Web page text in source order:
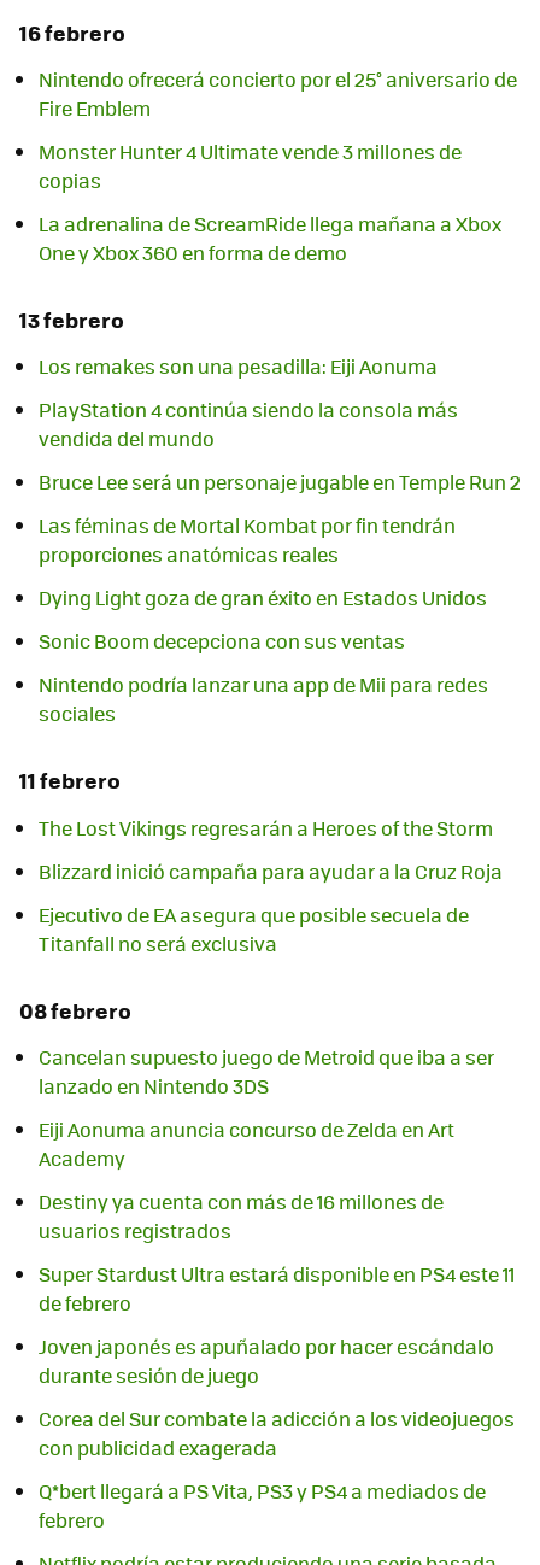
16 febrero
Nintendo ofrecerá concierto por el 25° aniversario de
Fire Emblem
Monster Hunter 4 Ultimate vende 3 millones de
La adrenalina de ScreamRide llega mañana a Xbox
One y Xbox 360 en forma de demo
13 febrero
Los remakes son una pesadilla: Eiji Aonuma
PlayStation 4 continúa siendo la consola más
vendida del mundo
Bruce Lee será un personaje jugable en Temple Run 2
Las féminas de Mortal Kombat por fin tendrán
proporciones anatómicas reales
Dying Light goza de gran éxito en Estados Unidos
Sonic Boom decepciona con sus ventas
Nintendo podría lanzar una app de Mii para redes
sociales
11 febrero
The Lost Vikings regresarán a Heroes of the Storm
Ejecutivo de EA asegura que posible secuela de
Titanfall no será exclusiva
08 febrero
Cancelan supuesto juego de Metroid que iba a ser
lanzado en Nintendo 3DS
Eiji Aonuma anuncia concurso de Zelda en Art
Academy
Destiny ya cuenta con más de 16 millones de
usuarios registrados
Super Stardust Ultra estará disponible en PS4 este 11
de febrero
Joven japonés es apuñalado por hacer escándalo
durante sesión de juego
Corea del Sur combate la adicción a los videojuegos
con publicidad exagerada
Q*bert llegará a PS Vita, PS3 y PS4 a mediados de
febrero